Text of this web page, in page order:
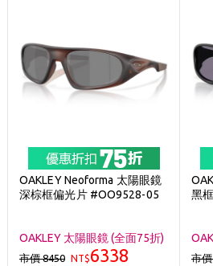
OAKLEY Neoforma 太陽眼鏡
深棕框偏光片 #OO9528-05
OAKLEY 太陽眼鏡 (全面75折)
市價 8450 NT$6338
黑
市